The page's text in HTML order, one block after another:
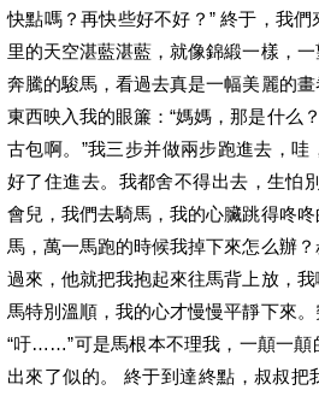
快點嗎？再快些好不好？” 終于，我
里的天空湛藍湛藍，就像錦緞一樣，
奔騰的駿馬，看過去真是一幅美麗的
東西映入我的眼簾：“媽媽，那是什么
古包啊。”我三步并做兩步跑進去，
好了住進去。我都舍不得出去，生怕
會兒，我們去騎馬，我的心臟跳得咚
馬，萬一馬跑的時候我掉下來怎么辦
過來，他就把我抱起來往馬背上放，我
馬特別溫順，我的心才慢慢平靜下來
“吁……”可是馬根本不理我，一顛一顛
出來了似的。 終于到達終點，叔叔把